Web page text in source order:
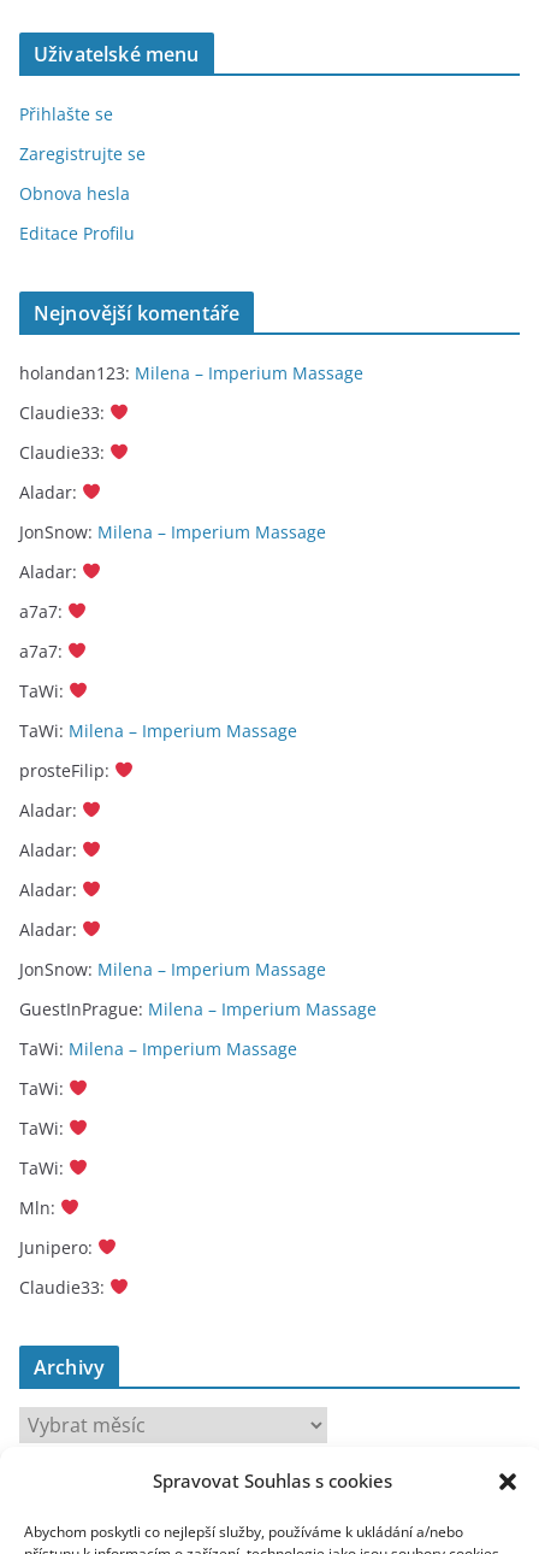
Spravovat Souhlas s cookies
Abychom poskytli co nejlepší služby, používáme k ukládání a/nebo
Uživatelské menu
Přihlašte se
Zaregistrujte se
Obnova hesla
Editace Profilu
Nejnovější komentáře
holandan123: Milena – Imperium Massage
Claudie33:
Claudie33:
Aladar:
JonSnow: Milena – Imperium Massage
Aladar:
a7a7:
a7a7:
TaWi:
TaWi: Milena – Imperium Massage
prosteFilip:
Aladar:
Aladar:
Aladar:
Aladar:
JonSnow: Milena – Imperium Massage
GuestInPrague: Milena – Imperium Massage
TaWi: Milena – Imperium Massage
TaWi:
TaWi:
TaWi:
Mln:
Junipero:
Claudie33:
Archivy
A
r